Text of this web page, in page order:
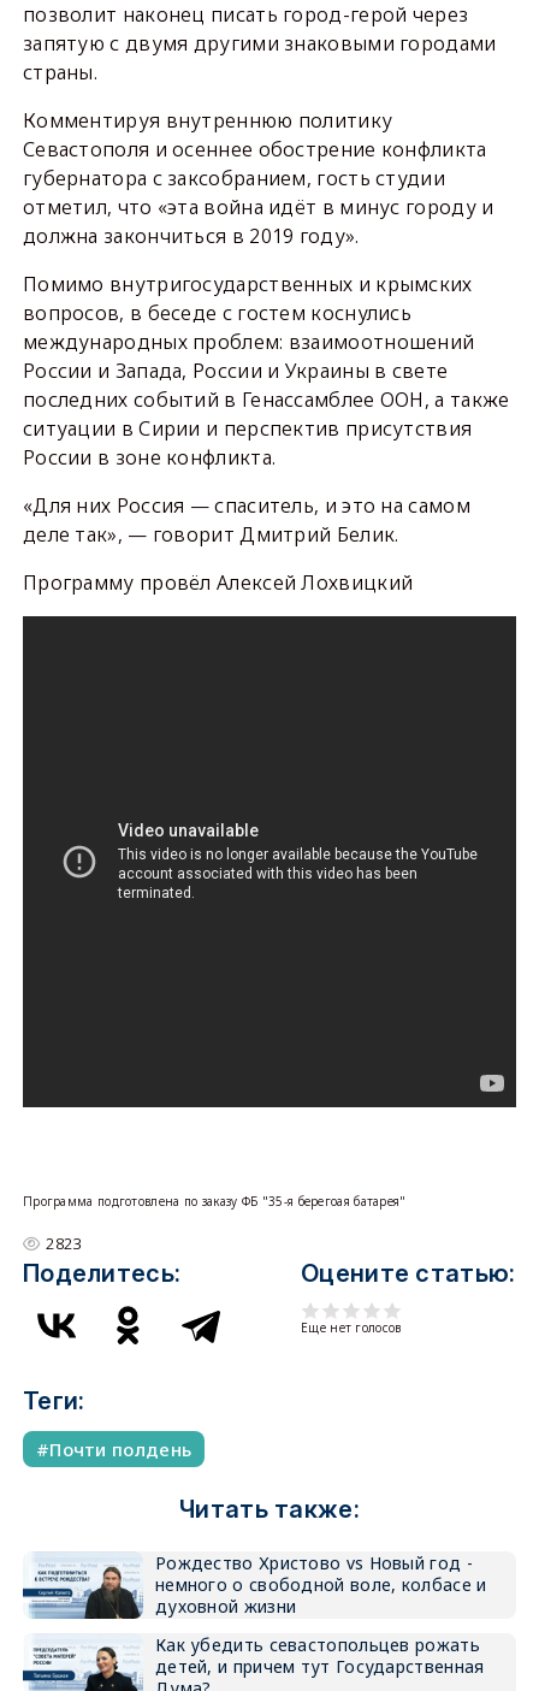
позволит наконец писать город-герой через
запятую с двумя другими знаковыми городами
страны.
Комментируя внутреннюю политику
Севастополя и осеннее обострение конфликта
губернатора с заксобранием, гость студии
отметил, что «эта война идёт в минус городу и
должна закончиться в 2019 году».
Помимо внутригосударственных и крымских
вопросов, в беседе с гостем коснулись
международных проблем: взаимоотношений
России и Запада, России и Украины в свете
последних событий в Генассамблее ООН, а также
ситуации в Сирии и перспектив присутствия
России в зоне конфликта.
«Для них Россия — спаситель, и это на самом
деле так», — говорит Дмитрий Белик.
Программу провёл Алексей Лохвицкий
Программа подготовлена по заказу ФБ "35-я берегоая батарея"
2823
Поделитесь: Оцените статью:
Еще нет голосов
Теги:
Почти полдень
Читать также:
Рождество Христово vs Новый год -
немного о свободной воле, колбасе и
духовной жизни
Как убедить севастопольцев рожать
детей, и причем тут Государственная